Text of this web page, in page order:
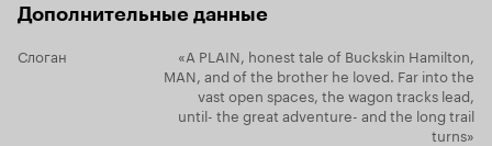
Дополнительные данные
Слоган
«A PLAIN, honest tale of Buckskin Hamilton,
MAN, and of the brother he loved. Far into the
vast open spaces, the wagon tracks lead,
until- the great adventure- and the long trail
turns»